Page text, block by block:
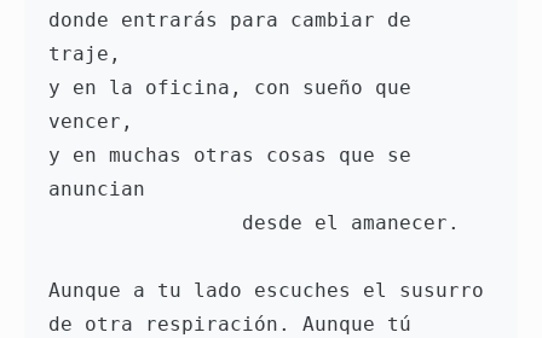
donde entrarás para cambiar de
traje,
y en la oficina, con sueño que
vencer,
y en muchas otras cosas que se
anuncian
Aunque a tu lado escuches el susurro
de otra respiración. Aunque tú